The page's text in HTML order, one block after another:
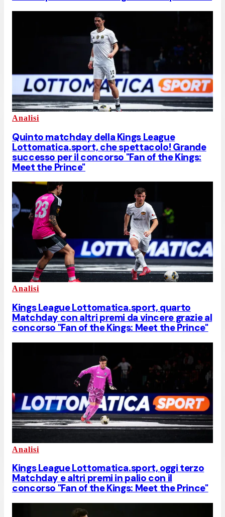
Analisi
Quinto matchday della Kings League
Lottomatica.sport, che spettacolo! Grande
successo per il concorso "Fan of the Kings:
Meet the Prince"
Analisi
Kings League Lottomatica.sport, quarto
Matchday con altri premi da vincere grazie al
concorso "Fan of the Kings: Meet the Prince"
Analisi
Kings League Lottomatica.sport, oggi terzo
Matchday e altri premi in palio con il
concorso "Fan of the Kings: Meet the Prince"